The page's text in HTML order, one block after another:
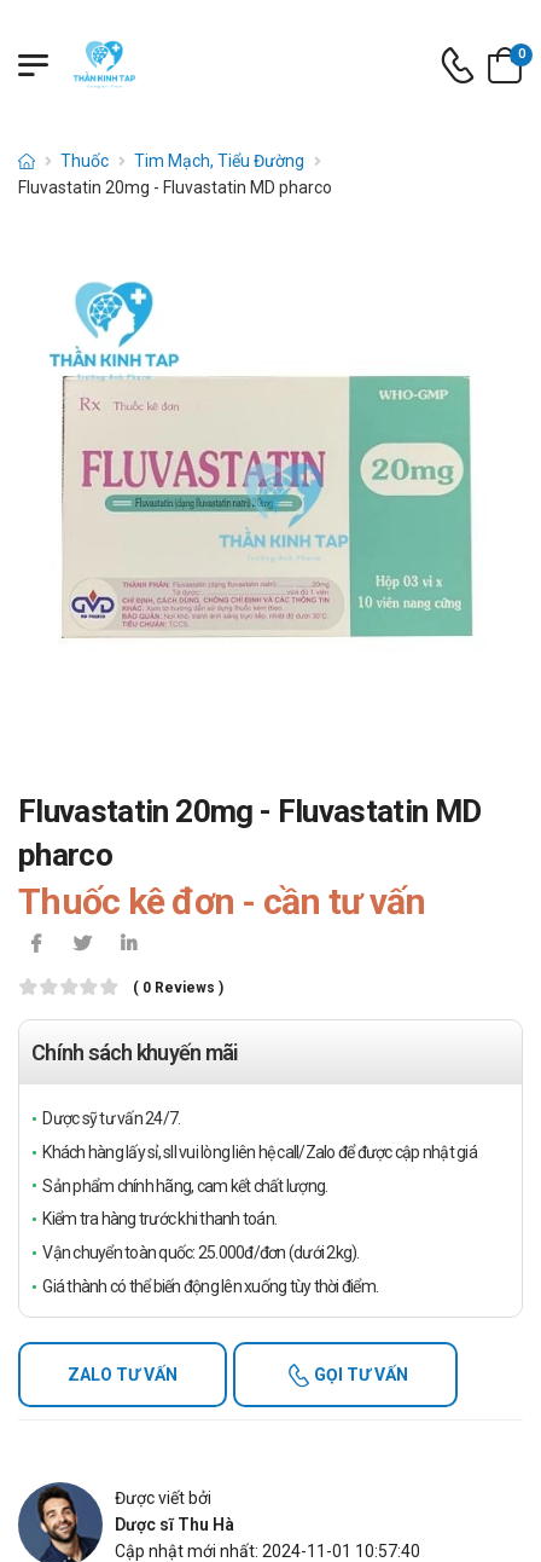
0
Thuốc
Tim Mạch, Tiểu Đường
Fluvastatin 20mg - Fluvastatin MD pharco
Fluvastatin 20mg - Fluvastatin MD
pharco
Thuốc kê đơn - cần tư vấn
( 0 Reviews )
Chính sách khuyến mãi
Dược sỹ tư vấn 24/7.
Khách hàng lấy sỉ, sll vui lòng liên hệ call/Zalo để được cập nhật giá
Sản phẩm chính hãng, cam kết chất lượng.
Kiểm tra hàng trước khi thanh toán.
Vận chuyển toàn quốc: 25.000đ/đơn (dưới 2kg).
Giá thành có thể biến động lên xuống tùy thời điểm.
ZALO TƯ VẤN GỌI TƯ VẤN
Được viết bởi
Dược sĩ Thu Hà
Cập nhật mới nhất: 2024-11-01 10:57:40